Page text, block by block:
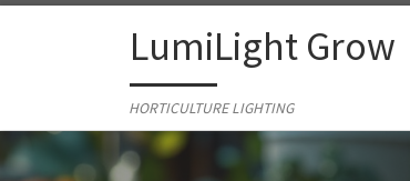
Skip to contentLumiLight Grow
HORTICULTURE LIGHTING